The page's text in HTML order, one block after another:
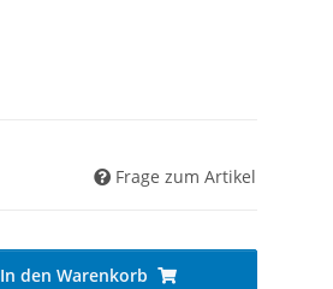
Frage zum Artikel
In den Warenkorb